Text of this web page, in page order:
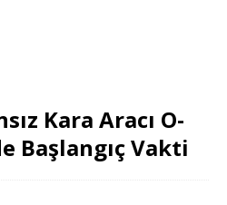
Kara Aracı O-
Başlangıç Vakti